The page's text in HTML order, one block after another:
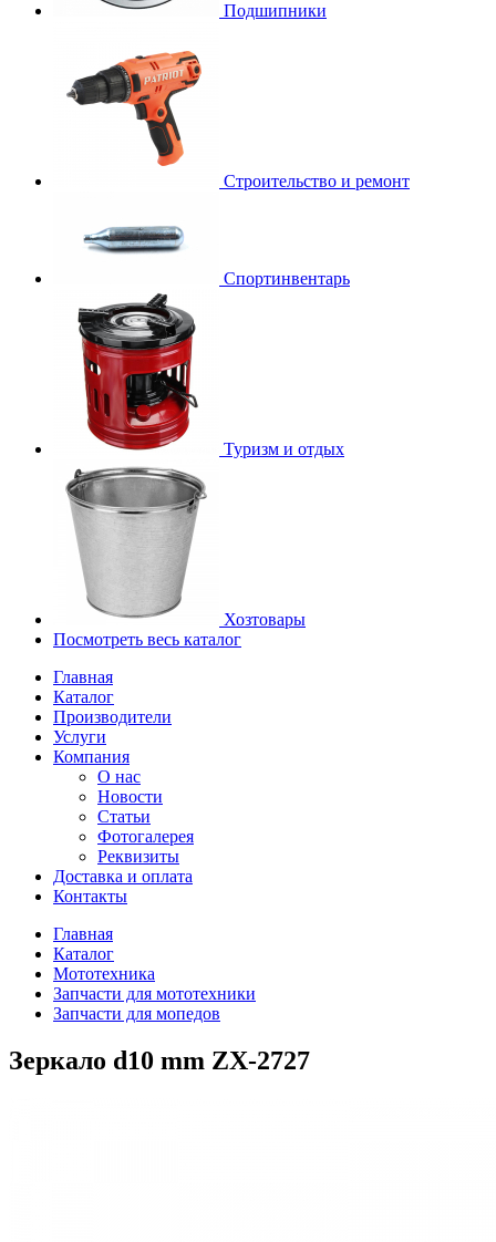
Подшипники
Строительство и ремонт
Спортинвентарь
Туризм и отдых
Хозтовары
Посмотреть весь каталог
Главная
Каталог
Производители
Услуги
Компания
О нас
Новости
Статьи
Фотогалерея
Реквизиты
Доставка и оплата
Контакты
Главная
Каталог
Мототехника
Запчасти для мототехники
Запчасти для мопедов
Зеркало d10 mm ZX-2727